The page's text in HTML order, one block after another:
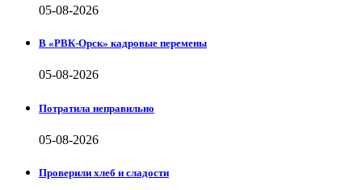
05-08-2026
В «РВК-Орск» кадровые перемены
05-08-2026
Потратила неправильно
05-08-2026
Проверили хлеб и сладости